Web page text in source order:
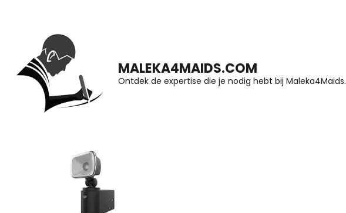
inhoud
(druk
MALEKA4MAIDS.COM
Ontdek de expertise die je nodig hebt bij Maleka4Maids.